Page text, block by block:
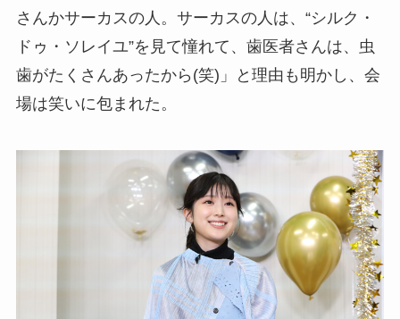
さんかサーカスの人。サーカスの人は、“シルク・
ドゥ・ソレイユ”を見て憧れて、歯医者さんは、虫
歯がたくさんあったから(笑)」と理由も明かし、会
場は笑いに包まれた。